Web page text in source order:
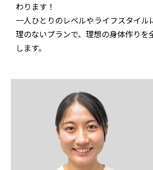
わります！
一人ひとりのレベルやライフスタイル
理のないプランで、理想の身体作りを
します。